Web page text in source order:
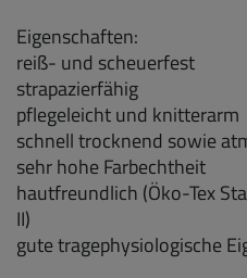
Eigenschaften:
reiß- und scheuerfest
strapazierfähig
pflegeleicht und knitterarm
schnell trocknend sowie
sehr hohe Farbechtheit
hautfreundlich (Öko-Tex
II)
gute tragephysiologische